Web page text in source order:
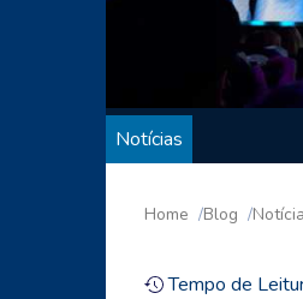
Notícias
Home Blog
Tempo de